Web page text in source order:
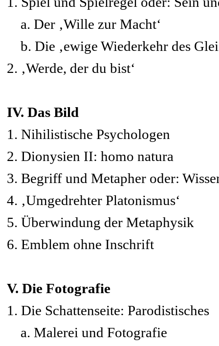
a. Der ‚Wille zur Macht‘
b. Die ‚ewige Wiederkehr des
2. ‚Werde, der du bist‘
IV. Das Bild
1. Nihilistische Psychologen
2. Dionysien II: homo natura
3. Begriff und Metapher oder:
4. ‚Umgedrehter Platonismus‘
5. Überwindung der Metaphysik
6. Emblem ohne Inschrift
V. Die Fotografie
1. Die Schattenseite: Parodistisches
a. Malerei und Fotografie